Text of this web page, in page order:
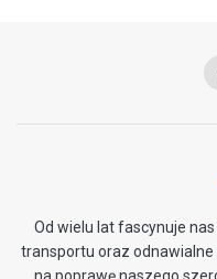
Od wielu lat fascynuje
transportu oraz odnawialne